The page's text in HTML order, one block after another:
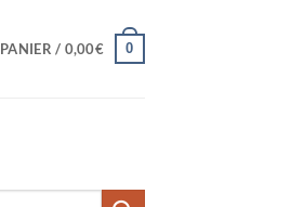
PANIER / 0,00€ 0